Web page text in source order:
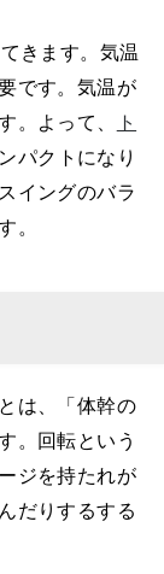
きます。気温
です。気温が
よって、
ト
パクトになり
イングのバラ
。
は、「体幹の
。回転という
ジを持たれが
だりするする